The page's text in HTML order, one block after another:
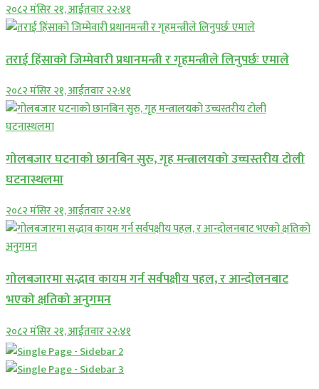
२०८२ मंसिर २१, आईतवार २२:४१
तराई हिंसाको जिम्मेवारी प्रधानमन्त्री र गृहमन्त्रीले लिनुपर्छः एमाले
२०८२ मंसिर २१, आईतवार २२:४१
गोलबजार घटनाको छानबिन सुरु, गृह मन्त्रालयको उच्चस्तरीय टोली
घटनास्थलमा
२०८२ मंसिर २१, आईतवार २२:४१
गोलबजारमा सद्भाव कायम गर्न सर्वपक्षीय पहल, र आन्दोलनबाट
भएको क्षतिको अनुगमन
२०८२ मंसिर २१, आईतवार २२:४१